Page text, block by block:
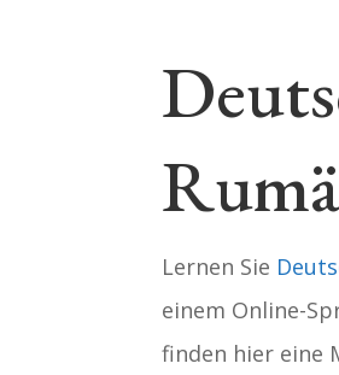
Lernen Sie
einem Online-
finden hier eine